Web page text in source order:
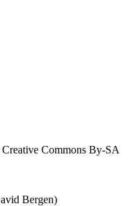
Commons By-SA
Bergen)